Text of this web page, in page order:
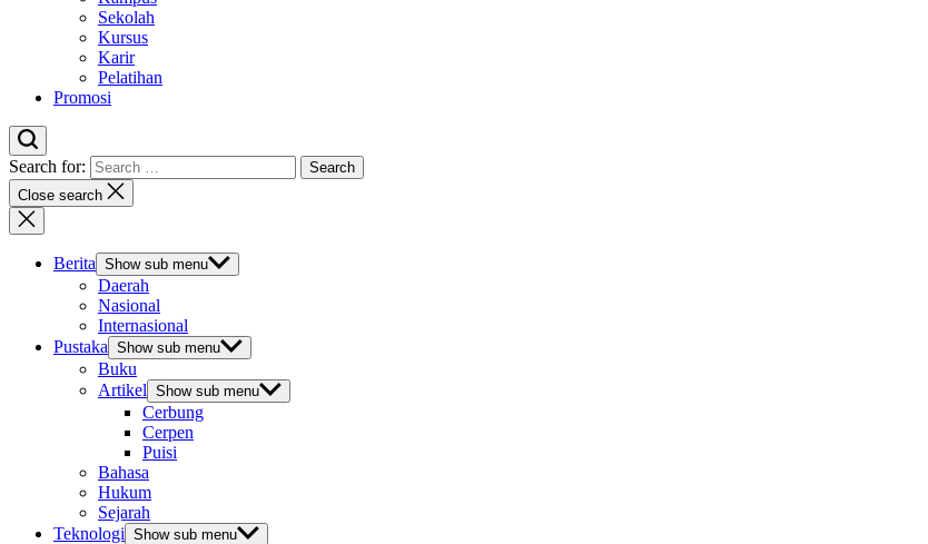
Sekolah
Kursus
Karir
Pelatihan
Promosi
Search for:
Close search
Berita Show sub menu
Daerah
Nasional
Internasional
Pustaka Show sub menu
Buku
Artikel Show sub menu
Cerbung
Cerpen
Puisi
Bahasa
Hukum
Sejarah
Teknologi Show sub menu